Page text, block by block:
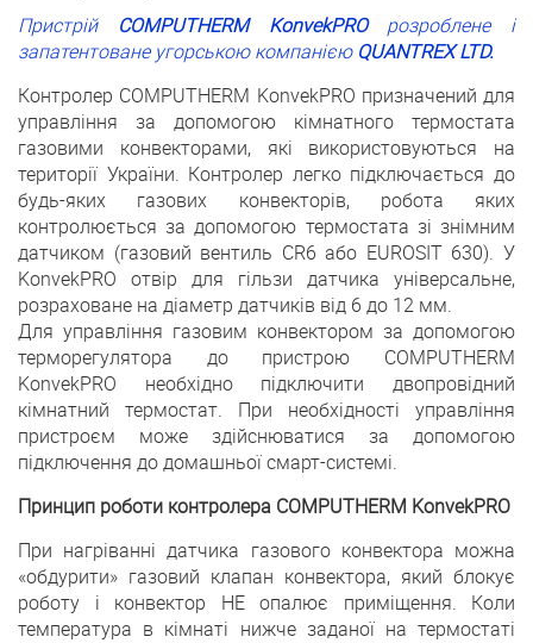
Пристрій COMPUTHERM KonvekPROрозроблене і
запатентоване угорською компанією QUANTREX LTD.
Контролер COMPUTHERM KonvekPRO призначений для
управління за допомогою кімнатного термостата
газовими конвекторами, які використовуються на
території України. Контролер легко підключається до
будь-яких газових конвекторів, робота яких
контролюється за допомогою термостата зі знімним
датчиком (газовий вентиль CR6 або EUROSIT 630). У
KonvekPRO отвір для гільзи датчика універсальне,
розраховане на діаметр датчиків від 6 до 12 мм.
Для управління газовим конвектором за допомогою
терморегулятора до пристрою COMPUTHERM
KonvekPRO необхідно підключити двопровідний
кімнатний термостат. При необхідності управління
пристроєм може здійснюватися за допомогою
підключення до домашньої смарт-системі.
Принцип роботи контролера COMPUTHERM KonvekPRO
При нагріванні датчика газового конвектора можна
«обдурити» газовий клапан конвектора, який блокує
роботу і конвектор НЕ опалює приміщення. Коли
температура в кімнаті нижче заданої на термостаті